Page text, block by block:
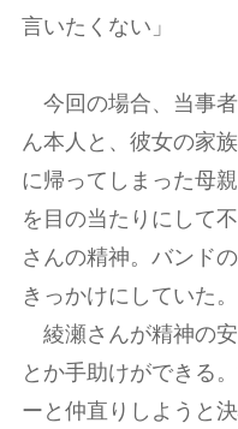
言いたくない」
今回の場合、当事
ん本人と、彼女の家
に帰ってしまった母
を目の当たりにして
さんの精神。バンド
きっかけにしていた。
綾瀬さんが精神の
とか手助けができる
ーと仲直りしようと